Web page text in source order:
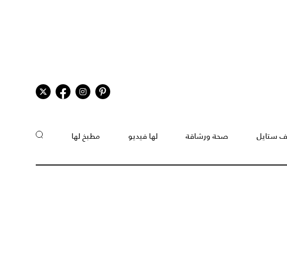
ستايل صحة ورشاقة لها فيديو مطبخ لها